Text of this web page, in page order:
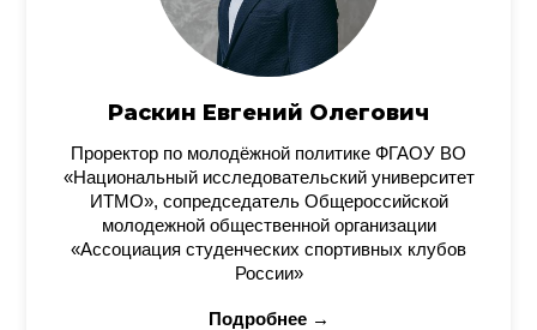
Раскин Евгений Олегович
Проректор по молодёжной политике ФГАОУ ВО
«Национальный исследовательский университет
ИТМО», сопредседатель Общероссийской
молодежной общественной организации
«Ассоциация студенческих спортивных клубов
России»
Подробнее →